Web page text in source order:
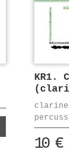
KR1.
10 €